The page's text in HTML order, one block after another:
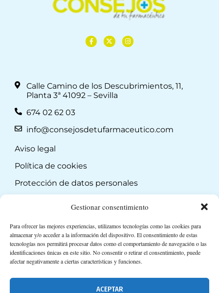
Gestionar consentimiento
Para ofrecer las mejores experiencias, utilizamos tecnologías como las cookies para
almacenar y/o acceder a la información del dispositivo. El consentimiento de estas
tecnologías nos permitirá procesar datos como el comportamiento de navegación o las
identificaciones únicas en este sitio. No consentir o retirar el consentimiento, puede
afectar negativamente a ciertas características y funciones.
ACEPTAR
Calle Camino de los Descubrimientos, 11,
Planta 3ª 41092 – Sevilla
674 02 62 03
info@consejosdetufarmaceutico.com
Aviso legal
Política de cookies
Protección de datos personales